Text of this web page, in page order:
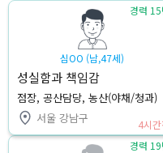
심OO (남,47세)
성실함과 책임감
점장, 공산담당, 농산(야채/청과)
서울 강남구
경력 15
4시간
경력 19